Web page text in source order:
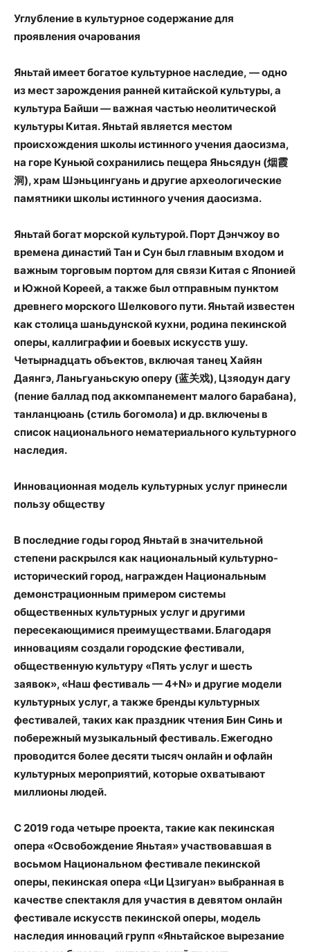
Углубление в культурное содержание для
проявления очарования
Яньтай имеет богатое культурное наследие, — одно
из мест зарождения ранней китайской культуры, а
культура Байши — важная частью неолитической
культуры Китая. Яньтай является местом
происхождения школы истинного учения даосизма,
на горе Куньюй сохранились пещера Яньсядун (烟霞
洞), храм Шэньцингуань и другие археологические
памятники школы истинного учения даосизма.
Яньтай богат морской культурой. Порт Дэнчжоу во
времена династий Тан и Сун был главным входом и
важным торговым портом для связи Китая с Японией
и Южной Кореей, а также был отправным пунктом
древнего морского Шелкового пути. Яньтай известен
как столица шаньдунской кухни, родина пекинской
оперы, каллиграфии и боевых искусств ушу.
Четырнадцать объектов, включая танец Хайян
Даянгэ, Ланьгуаньскую оперу (蓝关戏), Цзяодун дагу
(пение баллад под аккомпанемент малого барабана),
танланцюань (стиль богомола) и др. включены в
список национального нематериального культурного
наследия.
Инновационная модель культурных услуг принесли
пользу обществу
В последние годы город Яньтай в значительной
степени раскрылся как национальный культурно-
исторический город, награжден Национальным
демонстрационным примером системы
общественных культурных услуг и другими
пересекающимися преимуществами. Благодаря
инновациям создали городские фестивали,
общественную культуру «Пять услуг и шесть
заявок», «Наш фестиваль — 4+N» и другие модели
культурных услуг, а также бренды культурных
фестивалей, таких как праздник чтения Бин Синь и
побережный музыкальный фестиваль. Ежегодно
проводится более десяти тысяч онлайн и офлайн
культурных мероприятий, которые охватывают
миллионы людей.
С 2019 года четыре проекта, такие как пекинская
опера «Освобождение Яньтая» участвовавшая в
восьмом Национальном фестивале пекинской
оперы, пекинская опера «Ци Цзигуан» выбранная в
качестве спектакля для участия в девятом онлайн
фестивале искусств пекинской оперы, модель
наследия инноваций групп «Яньтайское вырезание